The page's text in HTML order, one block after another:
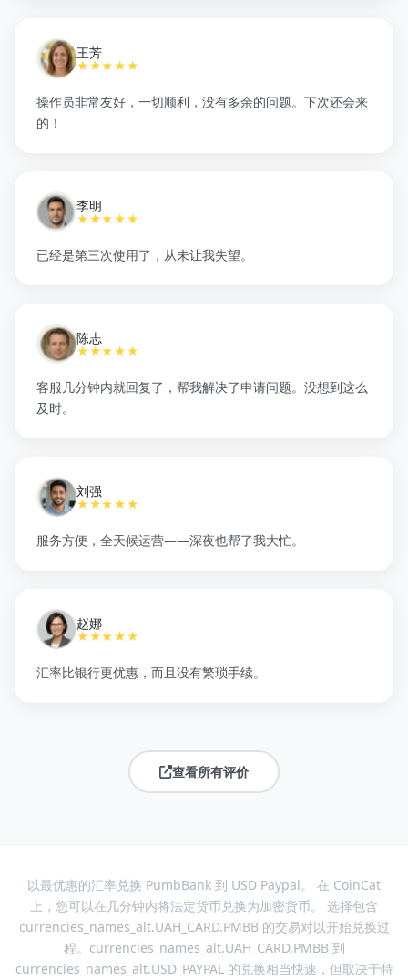
王芳
★★★★★
操作员非常友好，一切顺利，没有多余的问题。下次还会来
的！
李明
★★★★★
已经是第三次使用了，从未让我失望。
陈志
★★★★★
客服几分钟内就回复了，帮我解决了申请问题。没想到这么
及时。
刘强
★★★★★
服务方便，全天候运营——深夜也帮了我大忙。
赵娜
★★★★★
汇率比银行更优惠，而且没有繁琐手续。
查看所有评价
以最优惠的汇率兑换 PumbBank 到 USD Paypal。 在 CoinCat
上，您可以在几分钟内将法定货币兑换为加密货币。 选择包含
currencies_names_alt.UAH_CARD.PMBB 的交易对以开始兑换过
程。currencies_names_alt.UAH_CARD.PMBB 到
currencies_names_alt.USD_PAYPAL 的兑换相当快速，但取决于特